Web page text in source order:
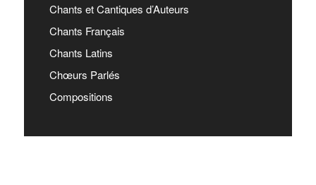
Chants et Cantiques d’Auteurs
Chants Français
Chants Latins
Chœurs Parlés
Compositions